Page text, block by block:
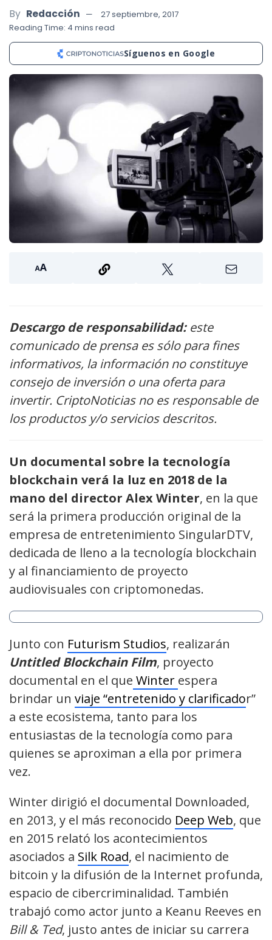
By Redacción
27 septiembre, 2017
Reading Time: 4 mins read
Síguenos en Google
Descargo de responsabilidad:este
comunicado de prensa es sólo para fines
informativos, la información no constituye
consejo de inversión o una oferta para
invertir. CriptoNoticias no es responsable de
los productos y/o servicios descritos.
Un documental sobre la tecnología
blockchain verá la luz en 2018 de la
mano del director Alex Winter, en la que
será la primera producción original de la
empresa de entretenimiento SingularDTV,
dedicada de lleno a la tecnología blockchain
y al financiamiento de proyecto
audiovisuales con criptomonedas.
Junto con Futurism Studios, realizarán
Untitled Blockchain Film, proyecto
documental en el que Winter espera
brindar un viaje “entretenido y clarificador”
a este ecosistema, tanto para los
entusiastas de la tecnología como para
quienes se aproximan a ella por primera
vez.
Winter dirigió el documental Downloaded,
en 2013, y el más reconocido Deep Web, que
en 2015 relató los acontecimientos
asociados a Silk Road, el nacimiento de
bitcoin y la difusión de la Internet profunda,
espacio de cibercriminalidad. También
trabajó como actor junto a Keanu Reeves en
Bill & Ted, justo antes de iniciar su carrera